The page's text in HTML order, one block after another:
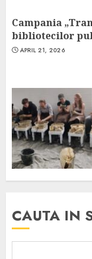
Campania
bibliotecilor
APRIL 21, 2026
CAUTA IN